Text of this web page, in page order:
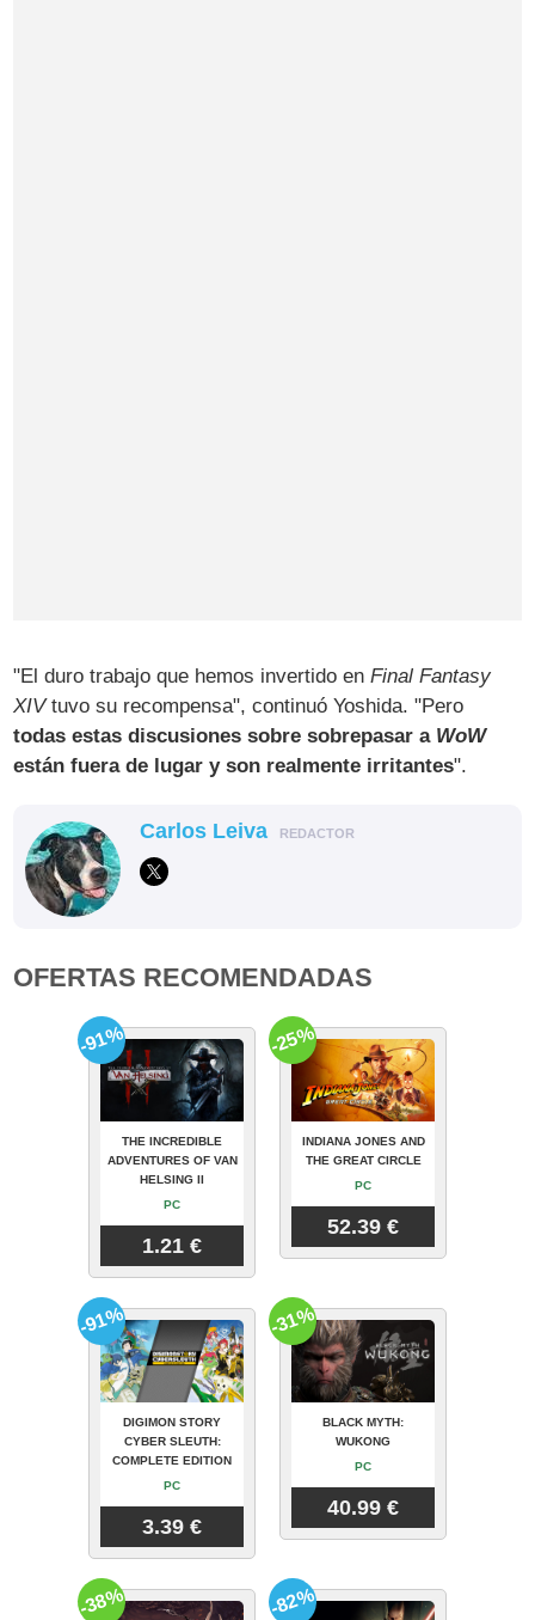
"El duro trabajo que hemos invertido enFinal Fantasy
XIVtuvo su recompensa", continuó Yoshida. "Pero
todas estas discusiones sobre sobrepasar a WoW
están fuera de lugar y son realmente irritantes".
Carlos Leiva REDACTOR
OFERTAS RECOMENDADAS
THE INCREDIBLE
ADVENTURES OF VAN
HELSING II
PC
1.21 €
-91%
INDIANA JONES AND
THE GREAT CIRCLE
PC
52.39 €
-25%
DIGIMON STORY
CYBER SLEUTH:
COMPLETE EDITION
PC
3.39 €
-91%
BLACK MYTH:
WUKONG
PC
40.99 €
-31%
-38% -82%